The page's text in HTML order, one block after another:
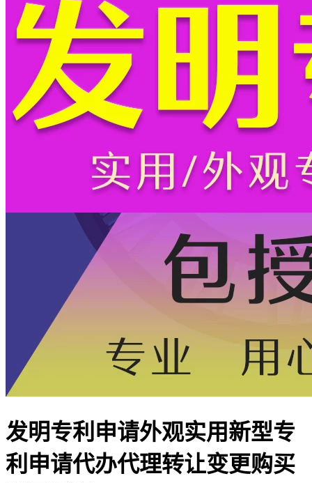
发明专利申请外观实用新型专
利申请代办代理转让变更购买